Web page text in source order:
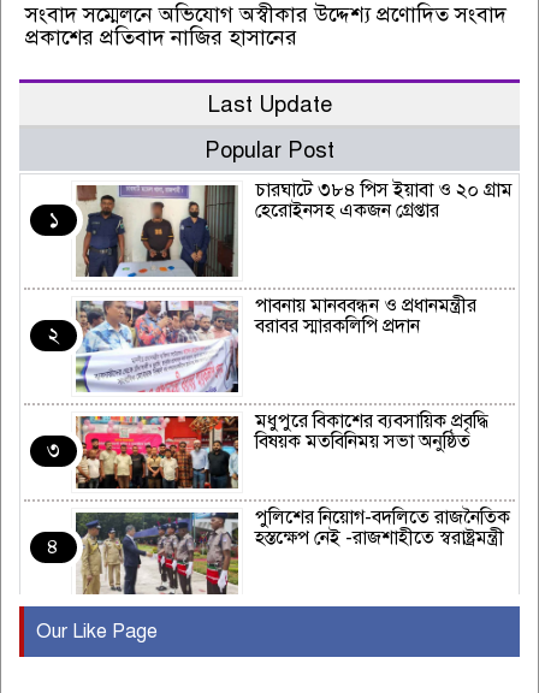
সংবাদ সম্মেলনে অভিযোগ অস্বীকার উদ্দেশ্য প্রণোদিত সংবাদ
প্রকাশের প্রতিবাদ নাজির হাসানের
Last Update
Popular Post
১
চারঘাটে ৩৮৪ পিস ইয়াবা ও ২০ গ্রাম
হেরোইনসহ একজন গ্রেপ্তার
২
পাবনায় মানববন্ধন ও প্রধানমন্ত্রীর
বরাবর স্মারকলিপি প্রদান
৩
মধুপুরে বিকাশের ব্যবসায়িক প্রবৃদ্ধি
বিষয়ক মতবিনিময় সভা অনুষ্ঠিত
৪
পুলিশের নিয়োগ-বদলিতে রাজনৈতিক
হস্তক্ষেপ নেই -রাজশাহীতে স্বরাষ্ট্রমন্ত্রী
৫
বছর পূর্তি উদযাপন
Our Like Page